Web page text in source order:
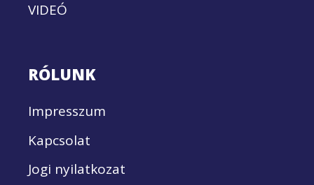
VIDEÓ
RÓLUNK
Impresszum
Kapcsolat
Jogi nyilatkozat